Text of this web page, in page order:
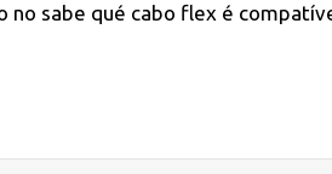
no sabe qué cabo flex é